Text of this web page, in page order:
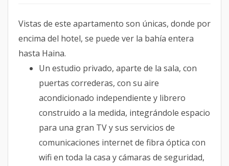
Vistas de este apartamento son únicas, donde por
encima del hotel, se puede ver la bahía entera
hasta Haina.
Un estudio privado, aparte de la sala, con
puertas correderas, con su aire
acondicionado independiente y librero
construido a la medida, integrándole espacio
para una gran TV y sus servicios de
comunicaciones internet de fibra óptica con
wifi en toda la casa y cámaras de seguridad,